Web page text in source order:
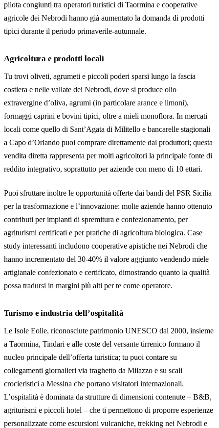
pilota congiunti tra operatori turistici di Taormina e cooperative
agricole dei Nebrodi hanno già aumentato la domanda di prodotti
tipici durante il periodo primaverile-autunnale.
Agricoltura e prodotti locali
Tu trovi oliveti, agrumeti e piccoli poderi sparsi lungo la fascia
costiera e nelle vallate dei Nebrodi, dove si produce olio
extravergine d’oliva, agrumi (in particolare arance e limoni),
formaggi caprini e bovini tipici, oltre a mieli monoflora. In mercati
locali come quello di Sant’Agata di Militello e bancarelle stagionali
a Capo d’Orlando puoi comprare direttamente dai produttori; questa
vendita diretta rappresenta per molti agricoltori la principale fonte di
reddito integrativo, soprattutto per aziende con meno di 10 ettari.
Puoi sfruttare inoltre le opportunità offerte dai bandi del PSR Sicilia
per la trasformazione e l’innovazione: molte aziende hanno ottenuto
contributi per impianti di spremitura e confezionamento, per
agriturismi certificati e per pratiche di agricoltura biologica. Case
study interessanti includono cooperative apistiche nei Nebrodi che
hanno incrementato del 30-40% il valore aggiunto vendendo miele
artigianale confezionato e certificato, dimostrando quanto la qualità
possa tradursi in margini più alti per te come operatore.
Turismo e industria dell’ospitalità
Le Isole Eolie, riconosciute patrimonio UNESCO dal 2000, insieme
a Taormina, Tindari e alle coste del versante tirrenico formano il
nucleo principale dell’offerta turistica; tu puoi contare su
collegamenti giornalieri via traghetto da Milazzo e su scali
crocieristici a Messina che portano visitatori internazionali.
L’ospitalità è dominata da strutture di dimensioni contenute – B&B,
agriturismi e piccoli hotel – che ti permettono di proporre esperienze
personalizzate come escursioni vulcaniche, trekking nei Nebrodi e